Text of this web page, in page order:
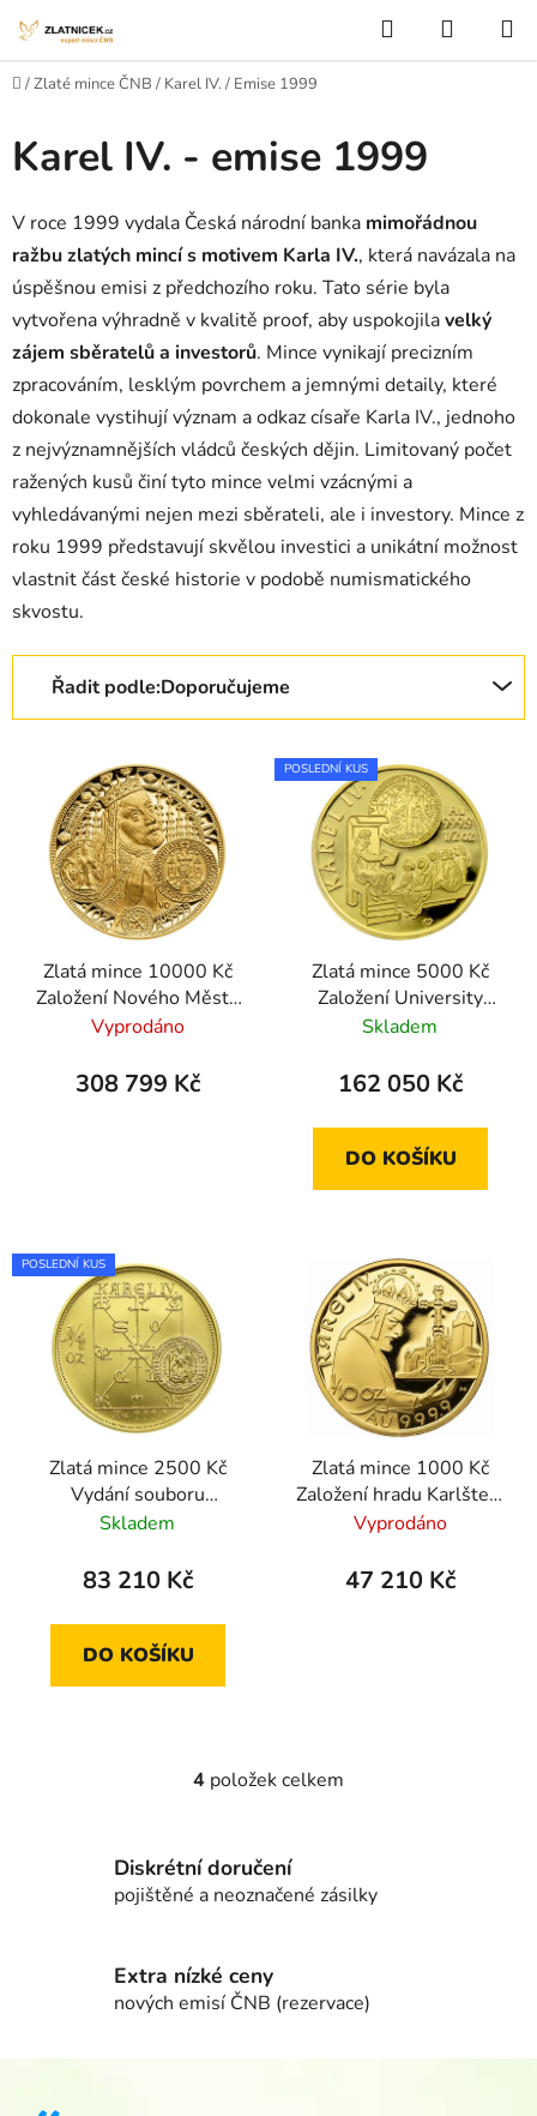
Hledat
Domů
/Zlaté mince ČNB / Karel IV. / Emise 1999
Karel IV. - emise 1999
V roce 1999 vydala Česká národní banka mimořádnou
ražbu zlatých mincí s motivem Karla IV., která navázala na
úspěšnou emisi z předchozího roku. Tato série byla
vytvořena výhradně v kvalitě proof, aby uspokojilavelký
zájem sběratelů a investorů. Mince vynikají precizním
zpracováním, lesklým povrchem a jemnými detaily, které
dokonale vystihují význam a odkaz císaře Karla IV., jednoho
z nejvýznamnějších vládců českých dějin. Limitovaný počet
ražených kusů činí tyto mince velmi vzácnými a
vyhledávanými nejen mezi sběrateli, ale i investory. Mince z
roku 1999 představují skvělou investici a unikátní možnost
vlastnit část české historie v podobě numismatického
skvostu.
Řazení produktů
Řadit podle:Doporučujeme
Výpis produktů
Zlatá mince 10000 Kč
Založení Nového Města
pražského 1999 proof
Vyprodáno
308 799 Kč
POSLEDNÍ KUS
Zlatá mince 5000 Kč
Založení University
Karlovy 1999 proof
Skladem
162 050 Kč
DO KOŠÍKU
POSLEDNÍ KUS
Zlatá mince 2500 Kč
Vydání souboru
právních dokumentů
proof
Skladem
83 210 Kč
DO KOŠÍKU
Zlatá mince 1000 Kč
Založení hradu Karlštejn
1999 proof
Vyprodáno
47 210 Kč
Ovládací prvky výpisu
4 položek celkem
Diskrétní doručení
pojištěné a neoznačené zásilky
Extra nízké ceny
nových emisí ČNB (rezervace)